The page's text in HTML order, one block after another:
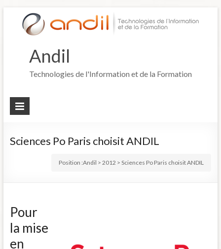
Andil
Technologies de l'Information et de la Formation
Sciences Po Paris choisit ANDIL
Position :Andil >2012 >Sciences Po Paris choisit ANDIL
Pour
la mise
en